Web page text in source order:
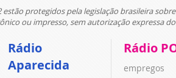
protegidos pela legislação brasileira
ou impresso, sem autorização expressa
Rádio
Aparecida
Rádio
empregos